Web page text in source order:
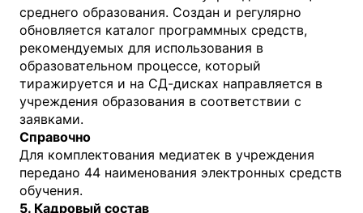
среднего образования. Создан и регулярно
обновляется каталог программных средств,
рекомендуемых для использования в
образовательном процессе, который
тиражируется и на СД-дисках направляется в
учреждения образования в соответствии с
заявками.
Справочно
Для комплектования медиатек в учреждения
передано 44 наименования электронных средств
обучения.
5. Кадровый состав